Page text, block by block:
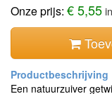
Onze prijs: € 5,55
Een natuurzuiver